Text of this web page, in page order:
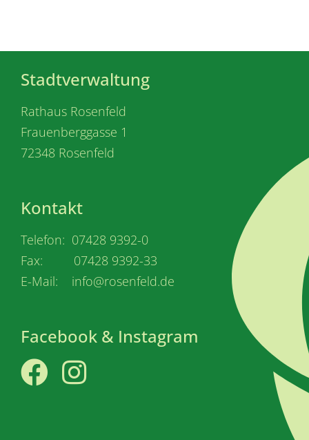
Stadtverwaltung
Rathaus Rosenfeld
Frauenberggasse 1
72348 Rosenfeld
Kontakt
Telefon: 07428 9392-0
Fax: 07428 9392-33
E-Mail: info@rosenfeld.de
Facebook & Instagram